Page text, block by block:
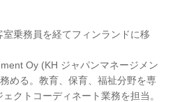
乗務員を経てフィンランドに移
Oy (KH ジャパンマネージメン
める。教育、保育、福祉分野を専
クトコーディネート業務を担当。